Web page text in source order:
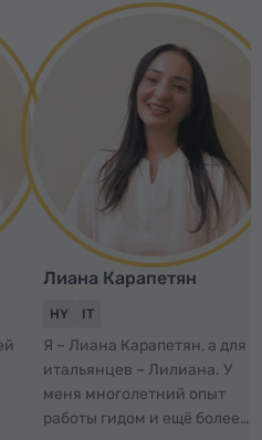
Лиана Карапетян
HY IT
Я – Лиана Карапетян, а для
итальянцев – Лилиана. У
меня многолетний опыт
работы гидом и ещё более